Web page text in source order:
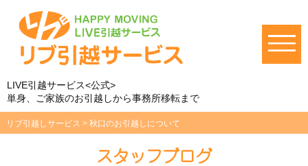
LIVE引越サービス<公式>
単身、ご家族のお引越しから事務所移転まで
リブ引越しサービス > 秋口のお引越しについて
スタッフブログ